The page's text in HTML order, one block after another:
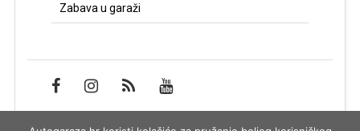
Zabava u garaži